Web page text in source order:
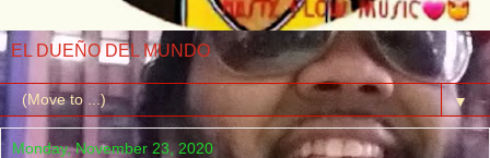
EL DUEÑO DEL MUNDO
▼
Monday, November 23, 2020